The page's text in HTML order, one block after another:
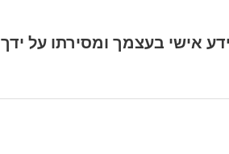
אישי בעצמך ומסירתו על ידך